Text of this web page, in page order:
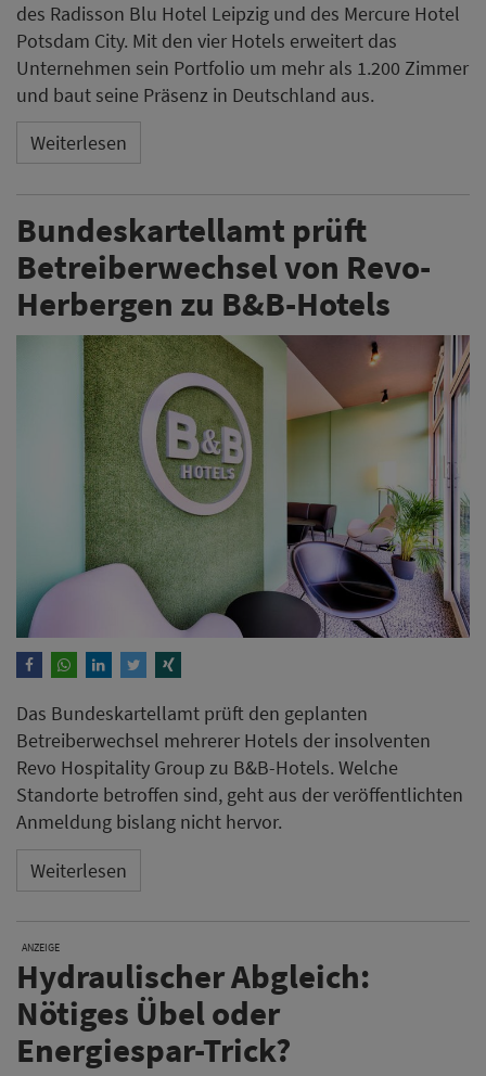
des Radisson Blu Hotel Leipzig und des Mercure Hotel
Potsdam City. Mit den vier Hotels erweitert das
Unternehmen sein Portfolio um mehr als 1.200 Zimmer
und baut seine Präsenz in Deutschland aus.
Weiterlesen
Bundeskartellamt prüft
Betreiberwechsel von Revo-
Herbergen zu B&B-Hotels
Das Bundeskartellamt prüft den geplanten
Betreiberwechsel mehrerer Hotels der insolventen
Revo Hospitality Group zu B&B-Hotels. Welche
Standorte betroffen sind, geht aus der veröffentlichten
Anmeldung bislang nicht hervor.
Weiterlesen
ANZEIGE
Hydraulischer Abgleich:
Nötiges Übel oder
Energiespar-Trick?